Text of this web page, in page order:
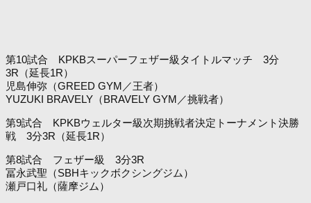
第10試合 KPKBスーパーフェザー級タイトルマッチ 3分
3R（延長1R）
児島伸弥（GREED GYM／王者）
YUZUKI BRAVELY（BRAVELY GYM／挑戦者）
第9試合 KPKBウェルター級次期挑戦者決定トーナメント決勝
戦 3分3R（延長1R）
第8試合 フェザー級 3分3R
冨永武聖（SBHキックボクシングジム）
瀬戸口礼（薩摩ジム）